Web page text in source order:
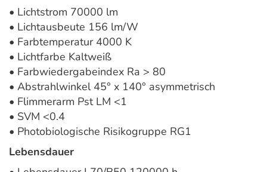
• Lichtstrom 70000 lm
• Lichtausbeute 156 lm/W
• Farbtemperatur 4000 K
• Lichtfarbe Kaltweiß
• Farbwiedergabeindex Ra > 80
• Abstrahlwinkel 45° x 140° asymmetrisch
• Flimmerarm Pst LM <1
• SVM <0.4
• Photobiologische Risikogruppe RG1
Lebensdauer